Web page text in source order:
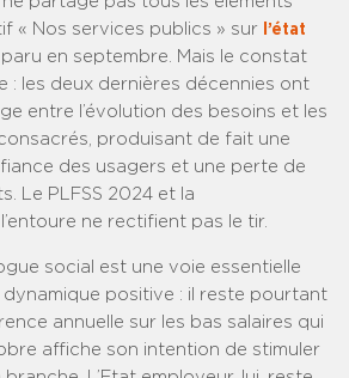
« Nos services publics » sur l’état
paru en septembre. Mais le constat
: les deux dernières décennies ont
entre l’évolution des besoins et les
produisant de fait une
des usagers et une perte de
Le PLFSS 2024 et la
ne rectifient pas le tir.
social est une voie essentielle
positive : il reste pourtant
annuelle sur les bas salaires qui
affiche son intention de stimuler